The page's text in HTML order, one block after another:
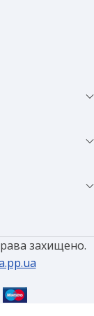
захищено.